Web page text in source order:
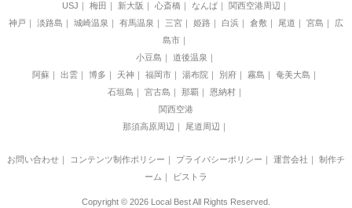
USJ
梅田 新大阪 心斎橋 なんば
関西空港周辺
神戸
淡路島 城崎温泉 有馬温泉 三宮 姫路 白浜 倉敷 尾道 宮島
広
島市
小豆島
道後温泉
阿蘇
出雲 博多 天神 福岡市 湯布院 別府 霧島
奄美大島
石垣島
宮古島 那覇
恩納村
関西空港
那須高原周辺
尾道周辺
お問い合わせ｜ コンテンツ制作ポリシー プライバシーポリシー 運営会社
制作チ
ーム
ビストラ
Copyright © 2026 Local Best All Rights Reserved.